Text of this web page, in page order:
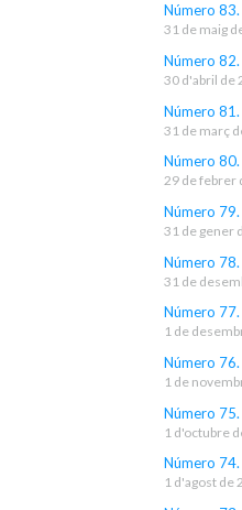
Número
31 de maig
Número
30 d'abril de
Número
31 de març
Número
29 de febrer
Número
31 de gener
Número
31 de
Número
1 de
Número
1 de
Número
1 d'octubre
Número
1 d'agost de